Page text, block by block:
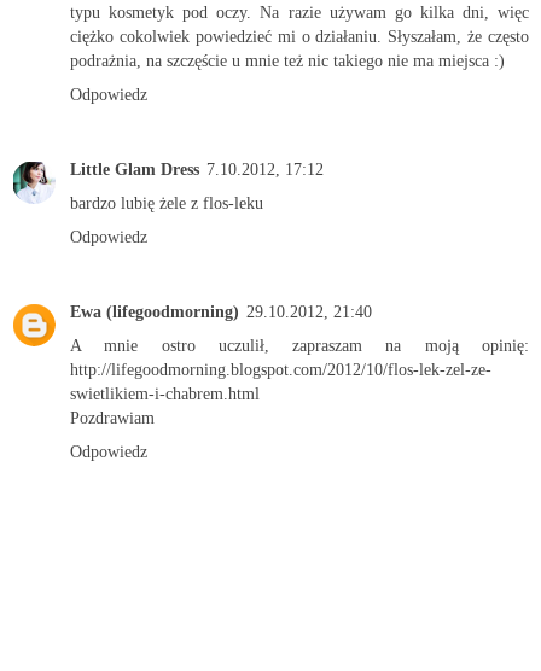
typu kosmetyk pod oczy. Na razie używam go kilka dni, więc
ciężko cokolwiek powiedzieć mi o działaniu. Słyszałam, że często
podrażnia, na szczęście u mnie też nic takiego nie ma miejsca :)
Odpowiedz
Little Glam Dress 7.10.2012, 17:12
bardzo lubię żele z flos-leku
Odpowiedz
Ewa (lifegoodmorning) 29.10.2012, 21:40
A mnie ostro uczulił, zapraszam na moją opinię:
http://lifegoodmorning.blogspot.com/2012/10/flos-lek-zel-ze-
swietlikiem-i-chabrem.html
Pozdrawiam
Odpowiedz